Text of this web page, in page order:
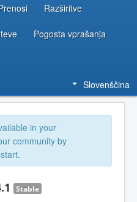
Razširitve
Pogosta vprašanja
Slovenščina
in your
community by
Stable